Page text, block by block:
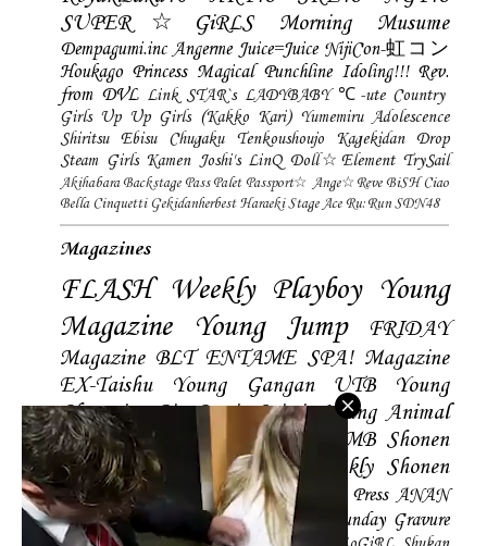
SUPER☆GiRLS
Morning Musume
Dempagumi.inc Angerme Juice=Juice NijiCon-虹コン
Houkago Princess Magical Punchline Idoling!!! Rev.
from DVL Link STAR`s LADYBABY ℃-ute Country
Girls Up Up Girls (Kakko Kari) Yumemiru Adolescence
Shiritsu Ebisu Chugaku
Tenkoushoujo Kagekidan
Drop
Steam Girls Kamen Joshi's LinQ Doll☆Element TrySail
Akihabara Backstage Pass Palet Passport☆ Ange☆Reve BiSH Ciao
Bella Cinquetti Gekidanherbest Haraeki Stage Ace Ru:Run SDN48
Magazines
FLASH Weekly Playboy Young
Magazine
Young Jump
FRIDAY
Magazine BLT ENTAME SPA! Magazine
EX-Taishu
Young Gangan UTB
Young
Champion Big Comic Spirtis Young Animal
Shonen Magazine
BUBKA BOMB Shonen
Champion
Manga Action
Weekly Shonen
Sunday Photobooks BRODY Hustle Press ANAN
Magazine
SMART Magazine Young Sunday Gravure